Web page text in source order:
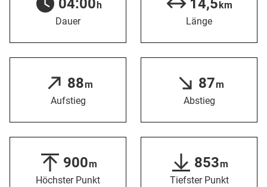
04:00h
Dauer
14,5km
Länge
88m
Aufstieg
87m
Abstieg
900m
Höchster Punkt
853m
Tiefster Punkt